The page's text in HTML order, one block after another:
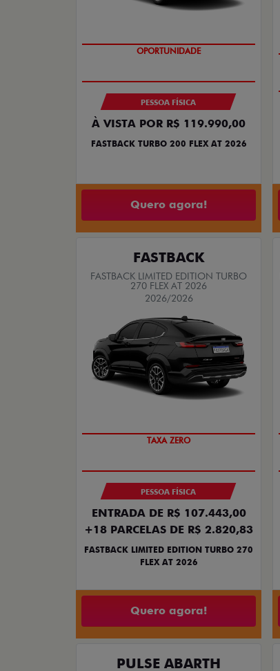
OPORTUNIDADE
PESSOA FÍSICA
À VISTA POR R$ 119.990,00
FASTBACK TURBO 200 FLEX AT 2026
Quero agora!
FASTBACK
FASTBACK LIMITED EDITION TURBO
270 FLEX AT 2026
2026/2026
TAXA ZERO
PESSOA FÍSICA
ENTRADA DE R$ 107.443,00
+18 PARCELAS DE R$ 2.820,83
FASTBACK LIMITED EDITION TURBO 270
FLEX AT 2026
Quero agora!
PULSE ABARTH